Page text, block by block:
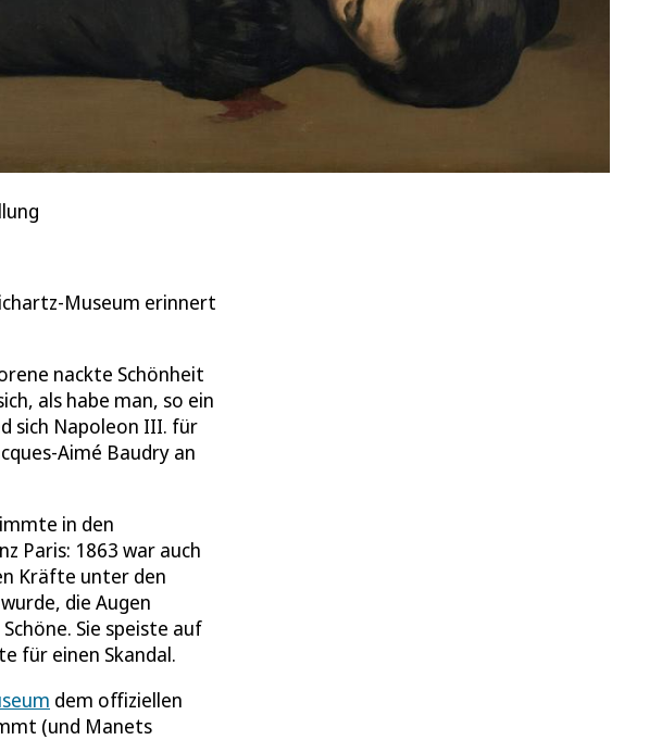
Museum erinnert
nackte Schönheit
als habe man, so ein
sich Napoleon III. für
Aimé Baudry an
in den
Paris: 1863 war auch
Kräfte unter den
die Augen
Sie speiste auf
für einen Skandal.
dem offiziellen
(und Manets